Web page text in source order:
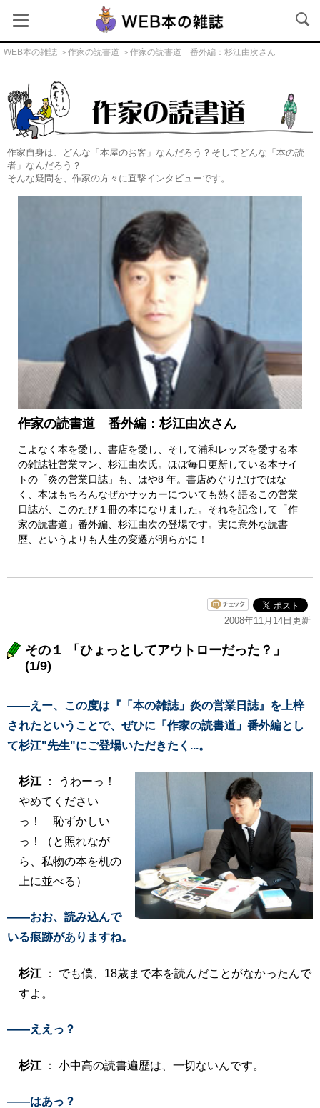
WEB本の雑誌 ＞ 作家の読書道 ＞作家の読書道 番外編：杉江由次さん
作家の読書道
作家自身は、どんな「本屋のお客」なんだろう？そしてどんな「本の読
者」なんだろう？
そんな疑問を、作家の方々に直撃インタビューです。
作家の読書道 番外編：杉江由次さん
こよなく本を愛し、書店を愛し、そして浦和レッズを愛する本
の雑誌社営業マン、杉江由次氏。ほぼ毎日更新している本サイ
トの「炎の営業日誌」も、はや8 年。書店めぐりだけではな
く、本はもちろんなぜかサッカーについても熱く語るこの営業
日誌が、このたび１冊の本になりました。それを記念して「作
家の読書道」番外編、杉江由次の登場です。実に意外な読書
歴、というよりも人生の変遷が明らかに！
2008年11月14日更新
その１ 「ひょっとしてアウトローだった？」
(1/9)
――えー、この度は『「本の雑誌」炎の営業日誌』を上梓
されたということで、ぜひに「作家の読書道」番外編とし
て杉江"先生"にご登場いただきたく...。
杉江 ： うわーっ！
やめてください
っ！ 恥ずかしい
っ！（と照れなが
ら、私物の本を机の
上に並べる）
――おお、読み込んで
いる痕跡がありますね。
杉江 ： でも僕、18歳まで本を読んだことがなかったんで
すよ。
――ええっ？
杉江 ： 小中高の読書遍歴は、一切ないんです。
――はあっ？